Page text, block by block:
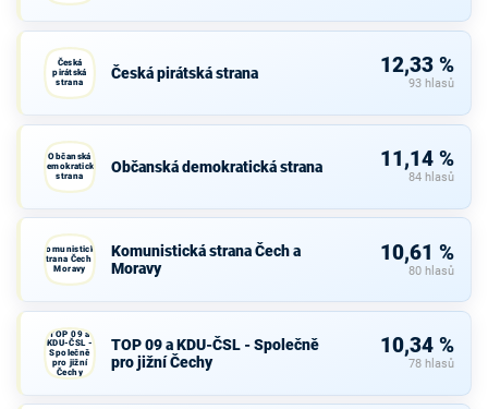
Česká
pirátská
strana
Česká pirátská strana 12,33 %
93 hlasů
Občanská
demokratická
strana
Občanská demokratická strana 11,14 %
84 hlasů
Komunistická
strana Čech a
Moravy
Komunistická strana Čech a
Moravy
10,61 %
80 hlasů
TOP 09 a
KDU-ČSL -
Společně
pro jižní
Čechy
TOP 09 a KDU-ČSL - Společně
pro jižní Čechy
10,34 %
78 hlasů